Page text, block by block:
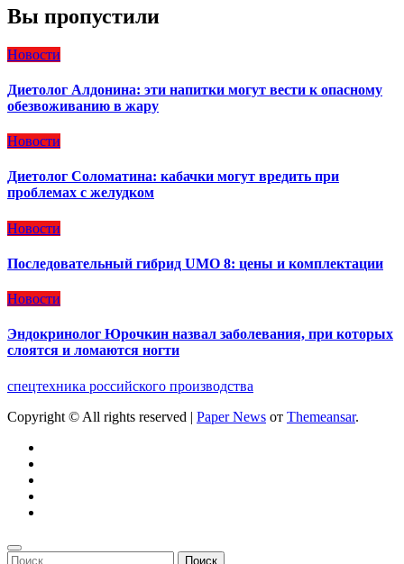
Вы пропустили
Новости
Диетолог Алдонина: эти напитки могут вести к опасному
обезвоживанию в жару
Новости
Диетолог Соломатина: кабачки могут вредить при
проблемах с желудком
Новости
Последовательный гибрид UMO 8: цены и комплектации
Новости
Эндокринолог Юрочкин назвал заболевания, при которых
слоятся и ломаются ногти
спецтехника российского производства
Copyright © All rights reserved | Paper News от Themeansar.
Найти: